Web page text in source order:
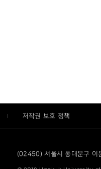
저작권 보호 정책
(02450) 서울시 동대문구